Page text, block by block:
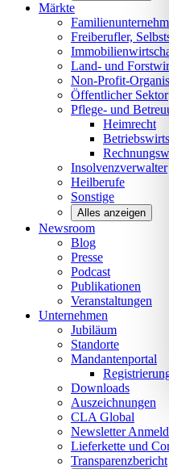
Märkte
Freiberufler,
Land- und
Non-Profit-
Öffentlicher Sektor
Pflege- und
Heimrecht
Insolvenzverwalter
Heilberufe
Sonstige
Alles anzeigen
Newsroom
Blog
Presse
Podcast
Publikationen
Veranstaltungen
Unternehmen
Jubiläum
Standorte
Mandantenportal
Downloads
Auszeichnungen
CLA Global
Newsletter
Lieferkette und
Transparenzbericht